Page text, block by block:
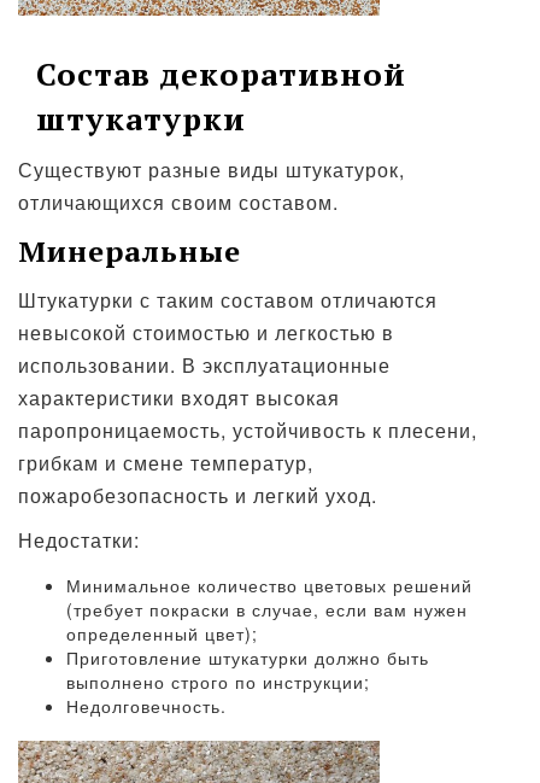
Состав декоративной
штукатурки
Существуют разные виды штукатурок,
отличающихся своим составом.
Минеральные
Штукатурки с таким составом отличаются
невысокой стоимостью и легкостью в
использовании. В эксплуатационные
характеристики входят высокая
паропроницаемость, устойчивость к плесени,
грибкам и смене температур,
пожаробезопасность и легкий уход.
Недостатки:
Минимальное количество цветовых решений
(требует покраски в случае, если вам нужен
определенный цвет);
Приготовление штукатурки должно быть
выполнено строго по инструкции;
Недолговечность.